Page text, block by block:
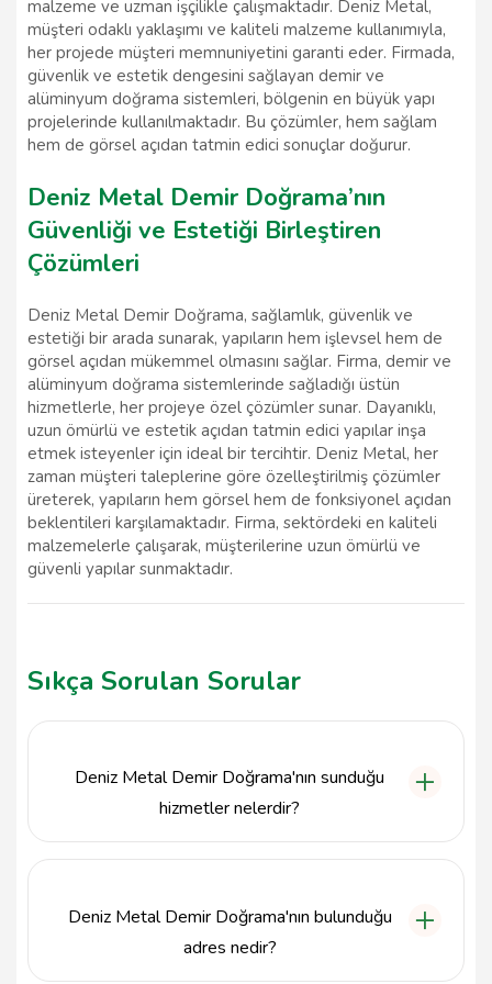
malzeme ve uzman işçilikle çalışmaktadır. Deniz Metal,
müşteri odaklı yaklaşımı ve kaliteli malzeme kullanımıyla,
her projede müşteri memnuniyetini garanti eder. Firmada,
güvenlik ve estetik dengesini sağlayan demir ve
alüminyum doğrama sistemleri, bölgenin en büyük yapı
projelerinde kullanılmaktadır. Bu çözümler, hem sağlam
hem de görsel açıdan tatmin edici sonuçlar doğurur.
Deniz Metal Demir Doğrama’nın
Güvenliği ve Estetiği Birleştiren
Çözümleri
Deniz Metal Demir Doğrama, sağlamlık, güvenlik ve
estetiği bir arada sunarak, yapıların hem işlevsel hem de
görsel açıdan mükemmel olmasını sağlar. Firma, demir ve
alüminyum doğrama sistemlerinde sağladığı üstün
hizmetlerle, her projeye özel çözümler sunar. Dayanıklı,
uzun ömürlü ve estetik açıdan tatmin edici yapılar inşa
etmek isteyenler için ideal bir tercihtir. Deniz Metal, her
zaman müşteri taleplerine göre özelleştirilmiş çözümler
üreterek, yapıların hem görsel hem de fonksiyonel açıdan
beklentileri karşılamaktadır. Firma, sektördeki en kaliteli
malzemelerle çalışarak, müşterilerine uzun ömürlü ve
güvenli yapılar sunmaktadır.
Sıkça Sorulan Sorular
Deniz Metal Demir Doğrama'nın sunduğu
hizmetler nelerdir?
merdiven korkulukları ve özel projeler yer
Deniz Metal Demir Doğrama'nın bulunduğu
adres nedir?